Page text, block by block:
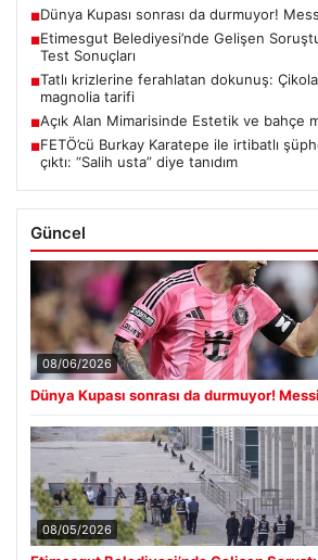
■Dünya Kupası sonrası da durmuyor!
■Etimesgut Belediyesi’nde Gelişen
Test Sonuçları
■Tatlı krizlerine ferahlatan dokunuş:
magnolia tarifi
■Açık Alan Mimarisinde Estetik ve bahçe
■FETÖ’cü Burkay Karatepe ile irtibatlı
çıktı: “Salih usta” diye tanıdım
Güncel
08/06/2026
Dünya Kupası sonrası da durmuyor!
08/05/2026